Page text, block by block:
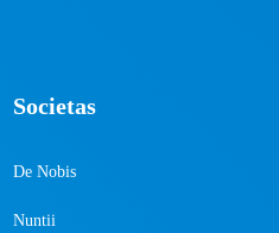
Societas
De Nobis
Nuntii